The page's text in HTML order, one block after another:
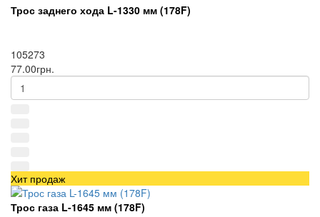
Трос заднего хода L-1330 мм (178F)
105273
77.00грн.
Хит продаж
Трос газа L-1645 мм (178F)